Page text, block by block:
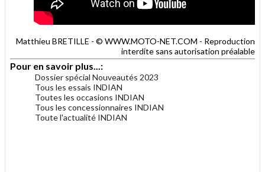
Matthieu BRETILLE - © WWW.MOTO-NET.COM - Reproduction
interdite sans autorisation préalable
Pour en savoir plus...:
Dossier spécial Nouveautés 2023
Tous les essais INDIAN
Toutes les occasions INDIAN
Tous les concessionnaires INDIAN
Toute l'actualité INDIAN